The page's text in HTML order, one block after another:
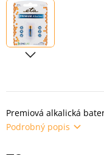
Premiová alkalická
Podrobný popis